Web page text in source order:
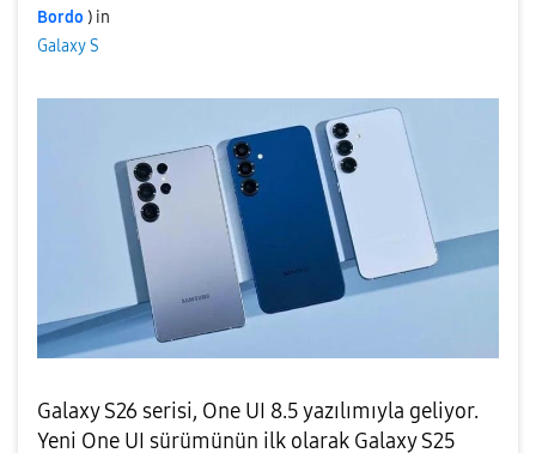
Bordo ) in
Galaxy S
Galaxy S26 serisi, One UI 8.5 yazılımıyla geliyor.
Yeni One UI sürümünün ilk olarak Galaxy S25